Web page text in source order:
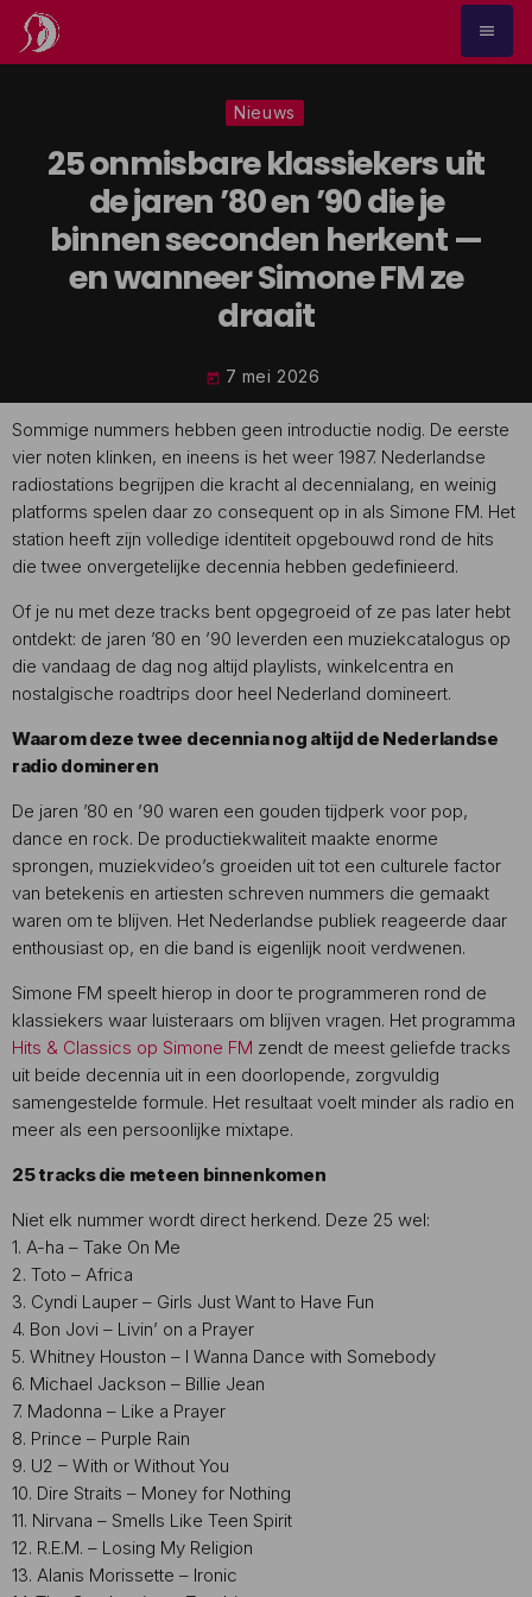
menu
Nieuws
25 onmisbare klassiekers uit
de jaren ’80 en ’90 die je
binnen seconden herkent —
en wanneer Simone FM ze
draait
today 7 mei 2026
Sommige nummers hebben geen introductie nodig. De eerste
vier noten klinken, en ineens is het weer 1987. Nederlandse
radiostations begrijpen die kracht al decennialang, en weinig
platforms spelen daar zo consequent op in als Simone FM. Het
station heeft zijn volledige identiteit opgebouwd rond de hits
die twee onvergetelijke decennia hebben gedefinieerd.
Of je nu met deze tracks bent opgegroeid of ze pas later hebt
ontdekt: de jaren ’80 en ’90 leverden een muziekcatalogus op
die vandaag de dag nog altijd playlists, winkelcentra en
nostalgische roadtrips door heel Nederland domineert.
Waarom deze twee decennia nog altijd de Nederlandse
radio domineren
De jaren ’80 en ’90 waren een gouden tijdperk voor pop,
dance en rock. De productiekwaliteit maakte enorme
sprongen, muziekvideo’s groeiden uit tot een culturele factor
van betekenis en artiesten schreven nummers die gemaakt
waren om te blijven. Het Nederlandse publiek reageerde daar
enthousiast op, en die band is eigenlijk nooit verdwenen.
Simone FM speelt hierop in door te programmeren rond de
klassiekers waar luisteraars om blijven vragen. Het programma
Hits & Classics op Simone FM zendt de meest geliefde tracks
uit beide decennia uit in een doorlopende, zorgvuldig
samengestelde formule. Het resultaat voelt minder als radio en
meer als een persoonlijke mixtape.
25 tracks die meteen binnenkomen
Niet elk nummer wordt direct herkend. Deze 25 wel:
1. A-ha – Take On Me
2. Toto – Africa
3. Cyndi Lauper – Girls Just Want to Have Fun
4. Bon Jovi – Livin’ on a Prayer
5. Whitney Houston – I Wanna Dance with Somebody
6. Michael Jackson – Billie Jean
7. Madonna – Like a Prayer
8. Prince – Purple Rain
9. U2 – With or Without You
10. Dire Straits – Money for Nothing
11. Nirvana – Smells Like Teen Spirit
12. R.E.M. – Losing My Religion
13. Alanis Morissette – Ironic